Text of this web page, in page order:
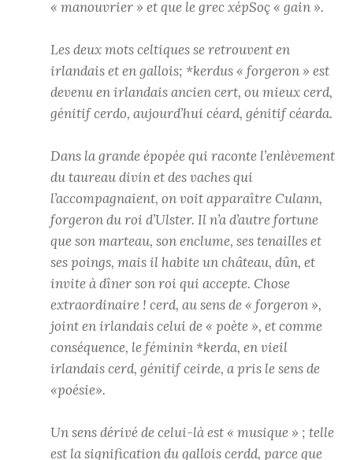
« manouvrier » et que le grec xépSoç « gain ».
Les deux mots celtiques se retrouvent en
irlandais et en gallois; *kerdus « forgeron » est
devenu en irlandais ancien cert, ou mieux cerd,
génitif cerdo, aujourd’hui céard, génitif céarda.
Dans la grande épopée qui raconte l’enlèvement
du taureau divin et des vaches qui
l’accompagnaient, on voit apparaître Culann,
forgeron du roi d’Ulster. Il n’a d’autre fortune
que son marteau, son enclume, ses tenailles et
ses poings, mais il habite un château, dûn, et
invite à dîner son roi qui accepte. Chose
extraordinaire ! cerd, au sens de « forgeron »,
joint en irlandais celui de « poète », et comme
conséquence, le féminin *kerda, en vieil
irlandais cerd, génitif ceirde, a pris le sens de
«poésie».
Un sens dérivé de celui-là est « musique » ; telle
est la signification du gallois cerdd, parce que